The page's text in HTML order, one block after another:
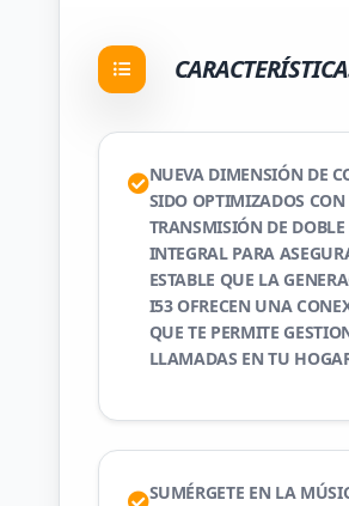
NUEVA DIMENSIÓN DE
SIDO OPTIMIZADOS
TRANSMISIÓN DE
INTEGRAL PARA
ESTABLE QUE LA
I53 OFRECEN UNA
QUE TE PERMITE
LLAMADAS EN TU
SUMÉRGETE EN LA